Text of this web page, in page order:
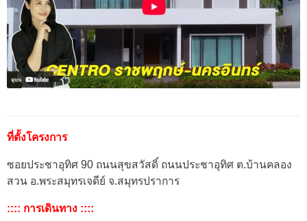
ที่ตั้งโครงการ
ซอยประชาอุทิศ 90 ถนนสุขสวัสดิ์ ถนนประชาอุทิศ ต.บ้านคลอง
สวน อ.พระสมุทรเจดีย์ จ.สมุทรปราการ
:::: การเดินทาง ::::